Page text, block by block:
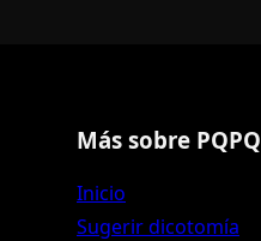
Más sobre PQPQ
Inicio
Sugerir dicotomía